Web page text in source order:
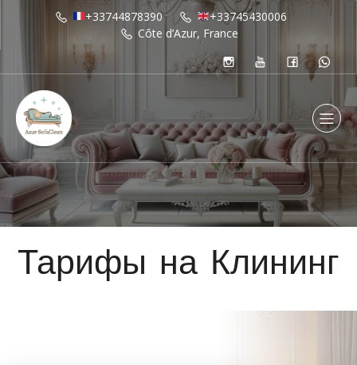
+33744878390
+33745430006
Côte d’Azur, France
Тарифы на Клининг